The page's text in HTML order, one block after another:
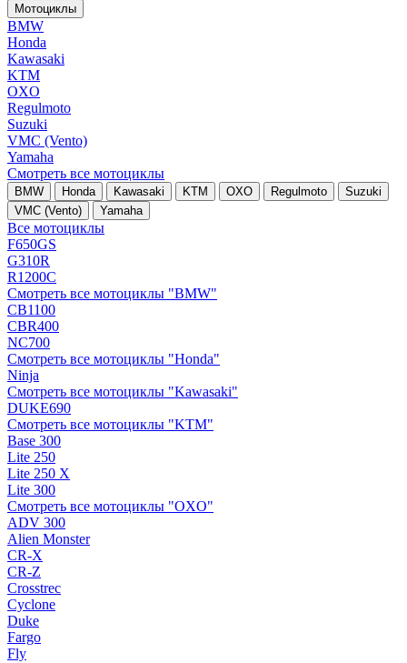
Мотоциклы
BMW
Honda
Kawasaki
KTM
OXO
Regulmoto
Suzuki
VMC (Vento)
Yamaha
Смотреть все мотоциклы
BMW Honda Kawasaki KTM OXO Regulmoto
Suzuki
VMC (Vento)
Yamaha
Все мотоциклы
F650GS
G310R
R1200C
Смотреть все мотоциклы "BMW"
CB1100
CBR400
NC700
Смотреть все мотоциклы "Honda"
Ninja
Смотреть все мотоциклы "Kawasaki"
DUKE690
Смотреть все мотоциклы "KTM"
Base 300
Lite 250
Lite 250 X
Lite 300
Смотреть все мотоциклы "OXO"
ADV 300
Alien Monster
CR-X
CR-Z
Crosstrec
Cyclone
Duke
Fargo
Fly